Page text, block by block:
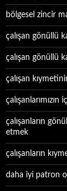
bölgesel zincir
çalışan gönüllü
çalışan gönüllü
çalışan
çalışanların
etmek
çalışanların
daha iyi patron